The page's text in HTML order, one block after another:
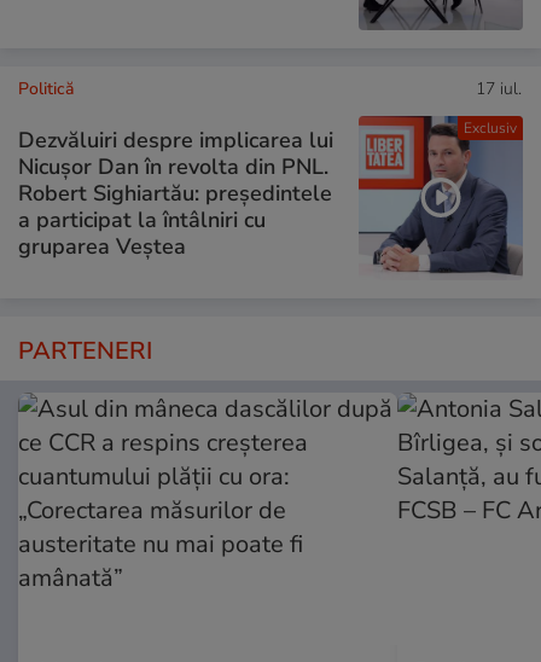
Exclusiv
Politică 17 iul.
Dezvăluiri despre implicarea lui
Nicușor Dan în revolta din PNL.
Robert Sighiartău: președintele
a participat la întâlniri cu
gruparea Veștea
PARTENERI